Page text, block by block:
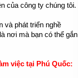
của công ty chúng tôi.
và phát triển nghề
nơi mà bạn có thể gắn
việc tại Phú Quốc: